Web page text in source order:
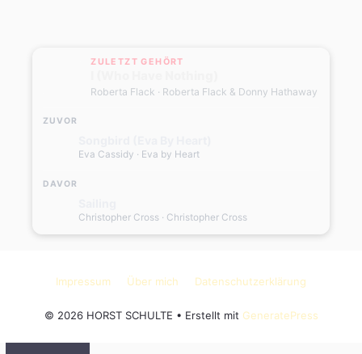
ZULETZT GEHÖRT
Roberta Flack · Roberta Flack & Donny Hathaway
ZUVOR
Eva Cassidy · Eva by Heart
DAVOR
Christopher Cross · Christopher Cross
Impressum Über mich Datenschutzerklärung
© 2026 HORST SCHULTE • Erstellt mit GeneratePress